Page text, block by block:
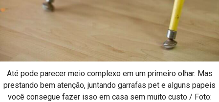
Até pode parecer meio complexo em um primeiro olhar. Mas
prestando bem atenção, juntando garrafas pet e alguns papeis
você consegue fazer isso em casa sem muito custo / Foto: